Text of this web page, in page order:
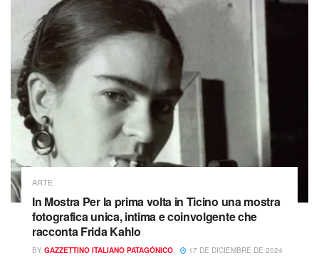
ARTE
In Mostra Per la prima volta in Ticino una mostra
fotografica unica, intima e coinvolgente che
racconta Frida Kahlo
BY GAZZETTINO ITALIANO PATAGÓNICO 17 DE DICIEMBRE DE 2024